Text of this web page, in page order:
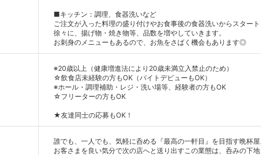
■キッチン：調理、食器洗いなど
ご注文が入った料理の盛り付けやお食事後の食器洗いからスター
徐々に、揚げ物・焼き物等、品数を増やしていきます。
お刺身のメニューもあるので、お魚をさばく機会もあります◎
※20歳以上（健康増進法により20歳未満立入禁止のため）
☆飲食店未経験の方もOK（バイトデビューもOK）
※ホール・調理補助・レジ・洗い場等、経験者の方もOK
☆フリーターの方もOK
★友達同士の応募もOK！
誰でも、一人でも、気軽に呑める『最高の一軒目』を目指す晩杯
お客さまを良い気分で次の店へと送り出すこの業態は、呑みの下